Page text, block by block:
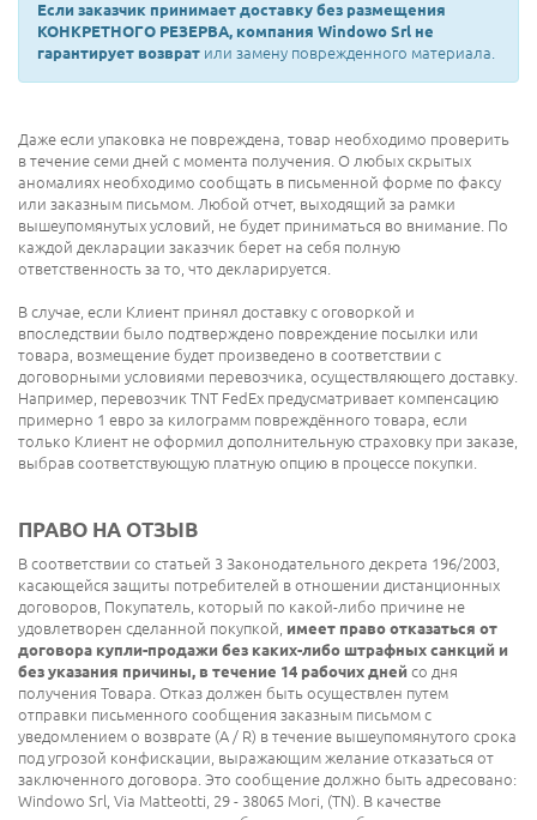
Если заказчик принимает доставку без размещения
КОНКРЕТНОГО РЕЗЕРВА, компания Windowo Srl не
гарантирует возврат или замену поврежденного материала.
Даже если упаковка не повреждена, товар необходимо проверить
в течение семи дней с момента получения. О любых скрытых
аномалиях необходимо сообщать в письменной форме по факсу
или заказным письмом. Любой отчет, выходящий за рамки
вышеупомянутых условий, не будет приниматься во внимание. По
каждой декларации заказчик берет на себя полную
ответственность за то, что декларируется.
В случае, если Клиент принял доставку с оговоркой и
впоследствии было подтверждено повреждение посылки или
товара, возмещение будет произведено в соответствии с
договорными условиями перевозчика, осуществляющего доставку.
Например, перевозчик TNT FedEx предусматривает компенсацию
примерно 1 евро за килограмм повреждённого товара, если
только Клиент не оформил дополнительную страховку при заказе,
выбрав соответствующую платную опцию в процессе покупки.
ПРАВО НА ОТЗЫВ
В соответствии со статьей 3 Законодательного декрета 196/2003,
касающейся защиты потребителей в отношении дистанционных
договоров, Покупатель, который по какой-либо причине не
удовлетворен сделанной покупкой, имеет право отказаться от
договора купли-продажи без каких-либо штрафных санкций и
без указания причины, в течение 14 рабочих дней со дня
получения Товара. Отказ должен быть осуществлен путем
отправки письменного сообщения заказным письмом с
уведомлением о возврате (A / R) в течение вышеупомянутого срока
под угрозой конфискации, выражающим желание отказаться от
заключенного договора. Это сообщение должно быть адресовано:
Windowo Srl, Via Matteotti, 29 - 38065 Mori, (TN). В качестве